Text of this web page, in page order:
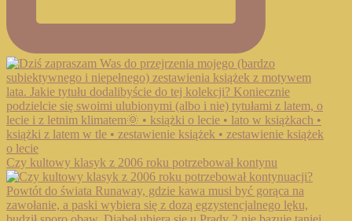
Czy kultowy klasyk z 2006 roku potrzebował kontynu